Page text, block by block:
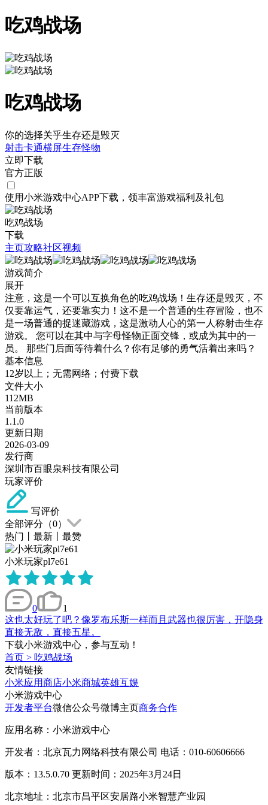
吃鸡战场
吃鸡战场
你的选择关乎生存还是毁灭
射击卡通横屏生存怪物
立即下载
官方正版
使用小米游戏中心APP下载 ，领丰富游戏福利 及礼包
吃鸡战场
下载
主页攻略社区视频
游戏简介
展开
注意，这是一个可以互换角色的吃鸡战场！生存还是毁灭，不
仅要靠运气，还要靠实力！这不是一个普通的生存冒险，也不
是一场普通的捉迷藏游戏，这是激动人心的第一人称射击生存
游戏。 您可以在其中与字母怪物正面交锋，或成为其中的一
员。 那些门后面等待着什么？你有足够的勇气活着出来吗？
基本信息
12岁以上；无需网络；付费下载
文件大小
112MB
当前版本
1.1.0
更新日期
2026-03-09
发行商
深圳市百眼泉科技有限公司
玩家评价
写评价
全部评分（0）
热门
最新 最赞
小米玩家pl7e61
0
1
这也太好玩了吧？像罗布乐斯一样而且武器也很厉害，开隐身
直接无敌，直接五星。
下载小米游戏中心，参与互动！
首页 > 吃鸡战场
友情链接
小米应用商店小米商城英雄互娱
小米游戏中心
开发者平台微信公众号微博主页商务合作
应用名称：小米游戏中心
开发者：北京瓦力网络科技有限公司 电话：010-60606666
版本：13.5.0.70 更新时间：2025年3月24日
北京地址：北京市昌平区安居路小米智慧产业园